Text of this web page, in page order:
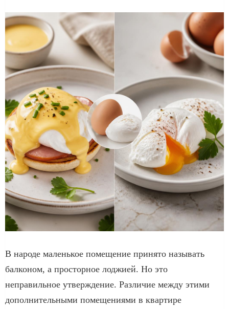
В народе маленькое помещение принято называть
балконом, а просторное лоджией. Но это
неправильное утверждение. Различие между этими
дополнительными помещениями в квартире